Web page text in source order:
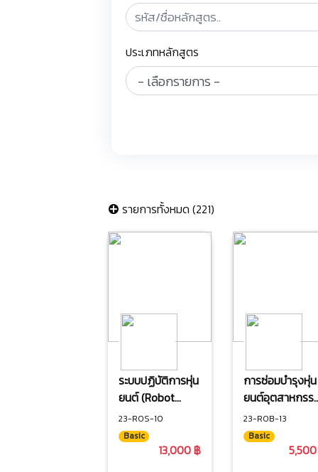
ประเภทหลักสูตร
รายการทั้งหมด (221)
ระบบปฏิบัติการหุ่น
ยนต์ (Robot
Operating
System : ROS)
ระดับพื้นฐาน
23-ROS-10
Basic
13,000 ฿
การซ่อมบำรุงหุ่น
ยนต์อุตสาหกรร
ขั้นพื้นฐาน
23-ROB-13
Basic